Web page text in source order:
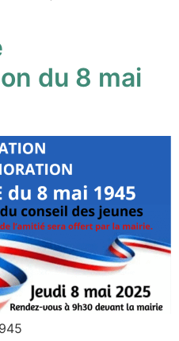
du 8 mai